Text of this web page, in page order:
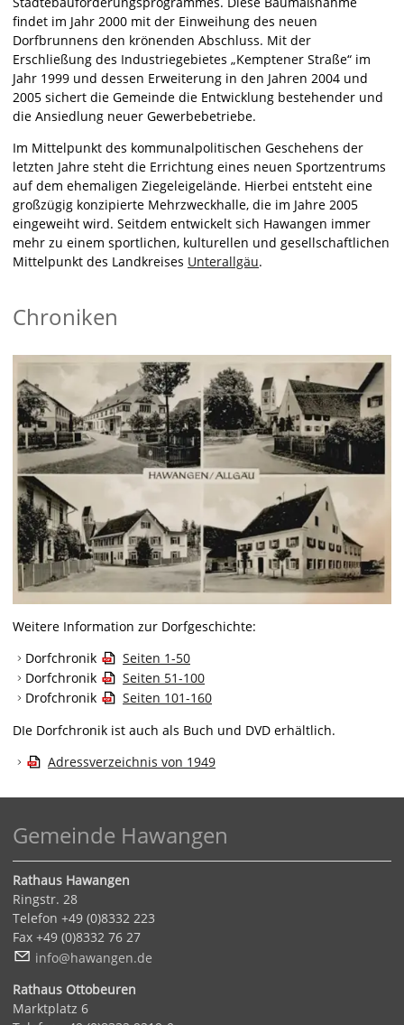
findet im Jahr 2000 mit der Einweihung des neuen
Dorfbrunnens den krönenden Abschluss. Mit der
Erschließung des Industriegebietes „Kemptener Straße“ im
Jahr 1999 und dessen Erweiterung in den Jahren 2004 und
2005 sichert die Gemeinde die Entwicklung bestehender und
die Ansiedlung neuer Gewerbebetriebe.
Im Mittelpunkt des kommunalpolitischen Geschehens der
letzten Jahre steht die Errichtung eines neuen Sportzentrums
auf dem ehemaligen Ziegeleigelände. Hierbei entsteht eine
großzügig konzipierte Mehrzweckhalle, die im Jahre 2005
eingeweiht wird. Seitdem entwickelt sich Hawangen immer
mehr zu einem sportlichen, kulturellen und gesellschaftlichen
Mittelpunkt des Landkreises Unterallgäu.
Chroniken
Weitere Information zur Dorfgeschichte:
Dorfchronik
Seiten 1-50
Dorfchronik
Seiten 51-100
Drofchronik
Seiten 101-160
DIe Dorfchronik ist auch als Buch und DVD erhältlich.
Adressverzeichnis von 1949
Gemeinde Hawangen
Rathaus Hawangen
Ringstr. 28
Telefon +49 (0)8332 223
Fax +49 (0)8332 76 27
nf
h w ng n d
Rathaus Ottobeuren
Marktplatz 6